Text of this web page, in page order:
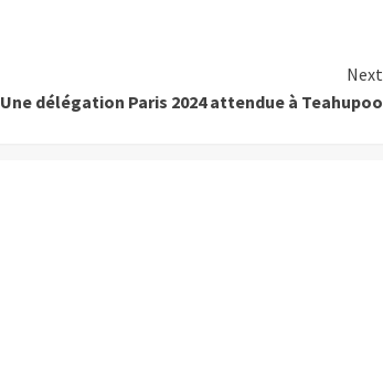
Next
Une délégation Paris 2024 attendue à Teahupoo